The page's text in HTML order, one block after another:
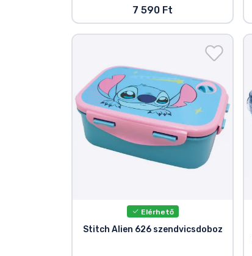
7 590 Ft
Elérhető
Stitch Alien 626 szendvicsdoboz